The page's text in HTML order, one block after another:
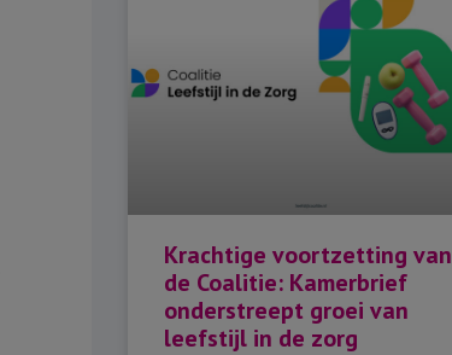
Krachtige voortzetting van
de Coalitie: Kamerbrief
onderstreept groei van
leefstijl in de zorg